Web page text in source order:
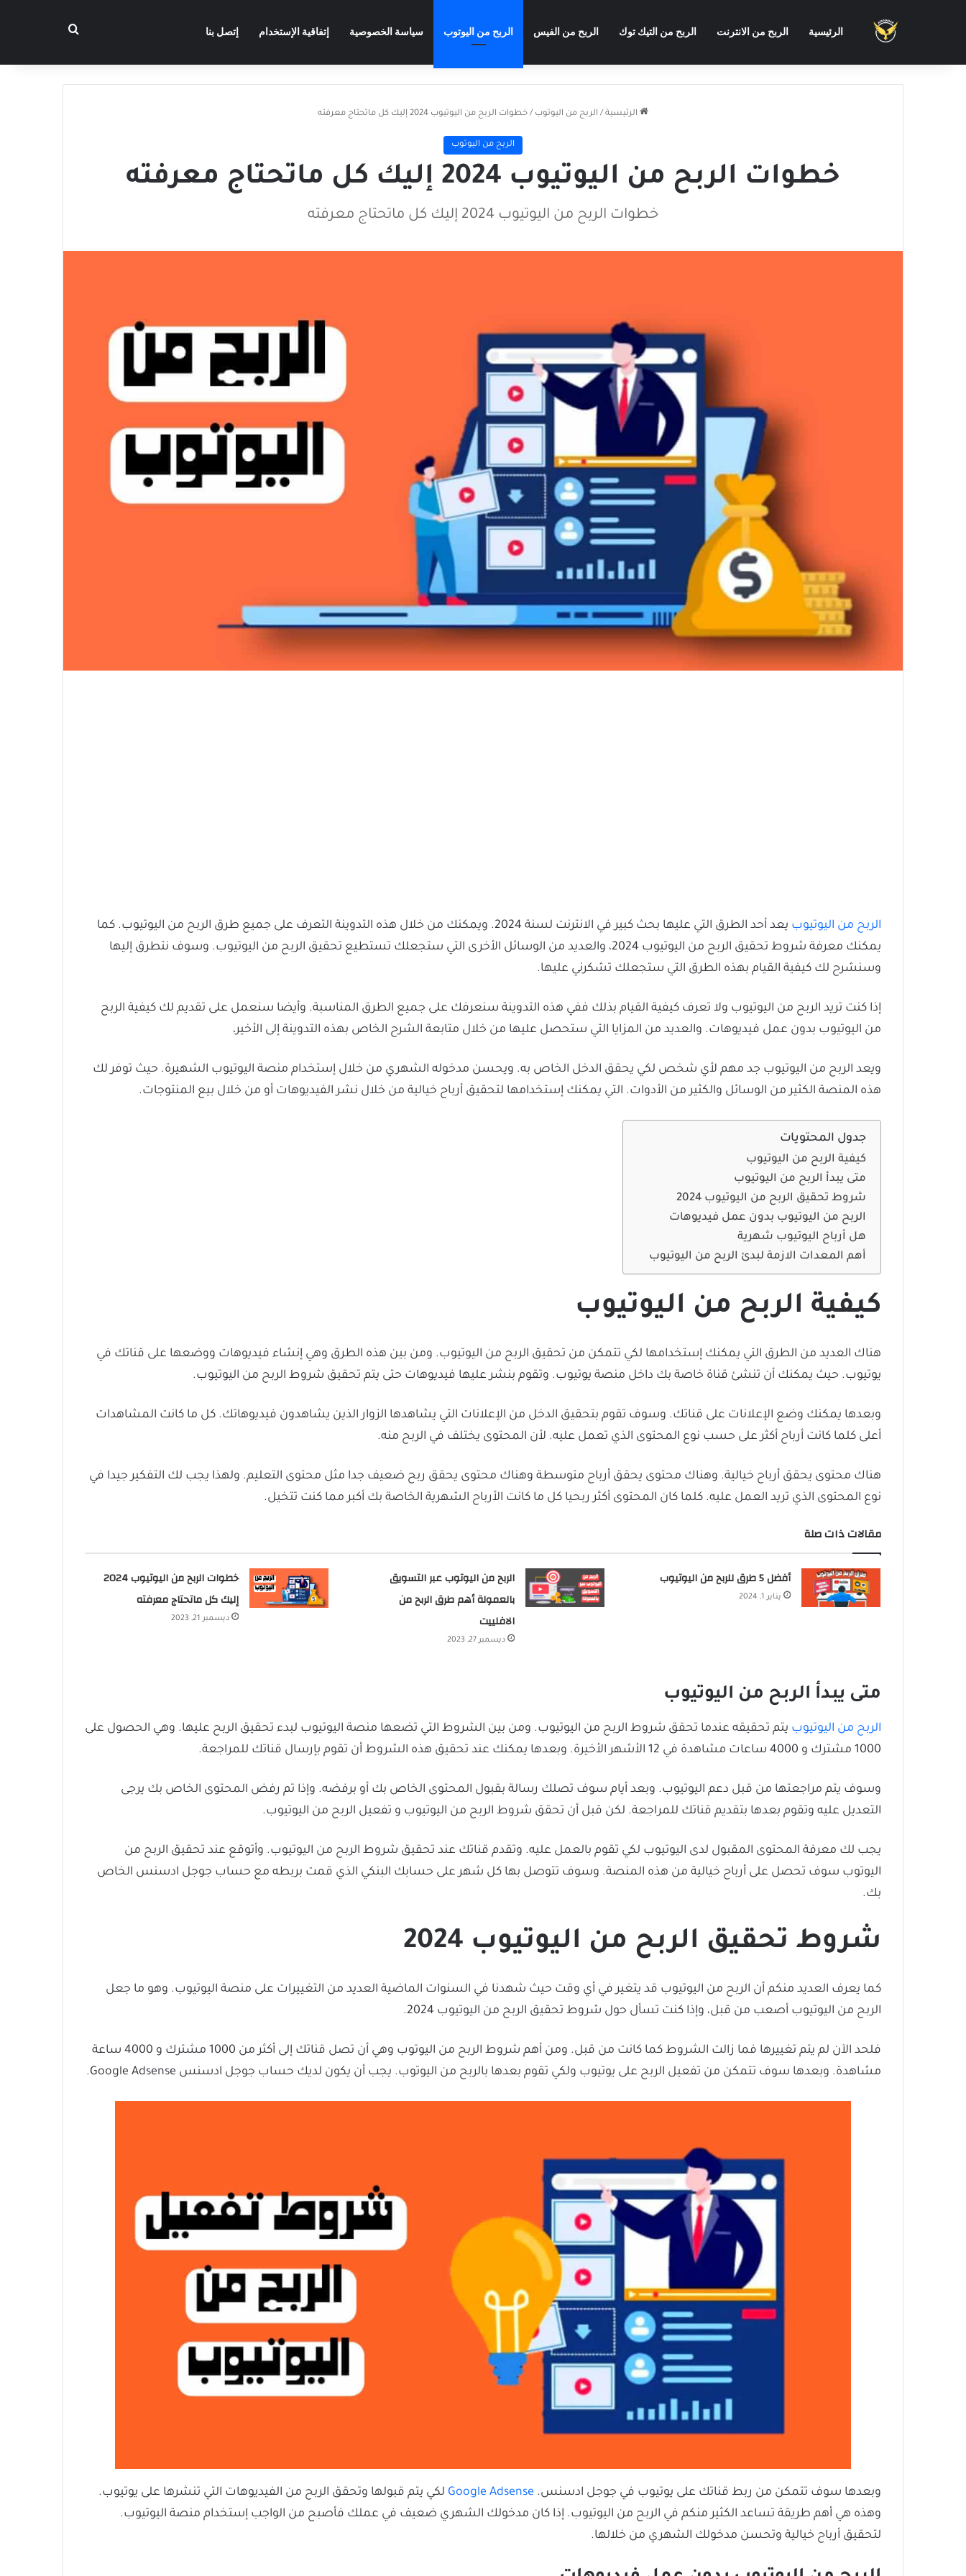
الرئيسية الربح من الانترنت الربح من التيك توك الربح من الفيس الربح من اليوتوب سياسة الخصوصية إتفاقية الإستخدام إتصل بنا بحث عن
الرئيسية / الربح من اليوتوب / خطوات الربح من اليوتيوب 2024 إليك كل ماتحتاج معرفته
الربح من اليوتوب
خطوات الربح من اليوتيوب 2024 إليك كل ماتحتاج معرفته
خطوات الربح من اليوتيوب 2024 إليك كل ماتحتاج معرفته
الربح من اليوتيوب
يعد أحد الطرق التي عليها بحث كبير في الانترنت لسنة 2024. ويمكنك من خلال هذه التدوينة التعرف على جميع طرق الربح من اليوتيوب. كما
يمكنك معرفة شروط تحقيق الربح من اليوتيوب 2024، والعديد من الوسائل الأخرى التي ستجعلك تستطيع تحقيق الربح من اليوتيوب. وسوف نتطرق إليها
وسنشرح لك كيفية القيام بهذه الطرق التي ستجعلك تشكرني عليها.
إذا كنت تريد الربح من اليوتيوب ولا تعرف كيفية القيام بذلك ففي هذه التدوينة سنعرفك على جميع الطرق المناسبة. وأيضا سنعمل على تقديم لك كيفية الربح
من اليوتيوب بدون عمل فيديوهات. والعديد من المزايا التي ستحصل عليها من خلال متابعة الشرح الخاص بهذه التدوينة إلى الأخير،
ويعد الربح من اليوتيوب جد مهم لأي شخص لكي يحقق الدخل الخاص به. ويحسن مدخوله الشهري من خلال إستخدام منصة اليوتيوب الشهيرة. حيث توفر لك
هذه المنصة الكثير من الوسائل والكثير من الأدوات. التي يمكنك إستخدامها لتحقيق أرباح خيالية من خلال نشر الفيديوهات أو من خلال بيع المنتوجات.
جدول المحتويات
كيفية الربح من اليوتيوب
متى يبدأ الربح من اليوتيوب
شروط تحقيق الربح من اليوتيوب 2024
الربح من اليوتيوب بدون عمل فيديوهات
هل أرباح اليوتيوب شهرية
أهم المعدات الازمة لبدئ الربح من اليوتيوب
كيفية الربح من اليوتيوب
هناك العديد من الطرق التي يمكنك إستخدامها لكي تتمكن من تحقيق الربح من اليوتيوب. ومن بين هذه الطرق وهي إنشاء فيديوهات ووضعها على قناتك في
يوتيوب. حيث يمكنك أن تنشئ قناة خاصة بك داخل منصة يوتيوب. وتقوم بنشر عليها فيديوهات حتى يتم تحقيق شروط الربح من اليوتيوب.
وبعدها يمكنك وضع الإعلانات على قناتك. وسوف تقوم بتحقيق الدخل من الإعلانات التي يشاهدها الزوار الذين يشاهدون فيديوهاتك. كل ما كانت المشاهدات
أعلى كلما كانت أرباح أكثر على حسب نوع المحتوى الذي تعمل عليه. لأن المحتوى يختلف في الربح منه.
هناك محتوى يحقق أرباح خيالية. وهناك محتوى يحقق أرباح متوسطة وهناك محتوى يحقق ربح ضعيف جدا مثل محتوى التعليم. ولهذا يجب لك التفكير جيدا في
نوع المحتوى الذي تريد العمل عليه. كلما كان المحتوى أكثر ربحيا كل ما كانت الأرباح الشهرية الخاصة بك أكبر مما كنت تتخيل.
مقالات ذات صلة
أفضل 5 طرق للربح من اليوتيوب
يناير 1, 2024
الربح من اليوتوب عبر التسويق
بالعمولة أهم طرق الربح من
الافلييت
ديسمبر 27, 2023
خطوات الربح من اليوتيوب 2024
إليك كل ماتحتاج معرفته
ديسمبر 21, 2023
متى يبدأ الربح من اليوتيوب
الربح من اليوتيوب يتم تحقيقه عندما تحقق شروط الربح من اليوتيوب. ومن بين الشروط التي تضعها منصة اليوتيوب لبدء تحقيق الربح عليها. وهي الحصول على
1000 مشترك و 4000 ساعات مشاهدة في 12 الأشهر الأخيرة. وبعدها يمكنك عند تحقيق هذه الشروط أن تقوم بإرسال قناتك للمراجعة.
وسوف يتم مراجعتها من قبل دعم اليوتيوب. وبعد أيام سوف تصلك رسالة بقبول المحتوى الخاص بك أو برفضه. وإذا تم رفض المحتوى الخاص بك يرجى
التعديل عليه وتقوم بعدها بتقديم قناتك للمراجعة. لكن قبل أن تحقق شروط الربح من اليوتيوب و تفعيل الربح من اليوتيوب.
يجب لك معرفة المحتوى المقبول لدى اليوتيوب لكي تقوم بالعمل عليه. وتقدم قناتك عند تحقيق شروط الربح من اليوتيوب. وأتوقع عند تحقيق الربح من
اليوتوب سوف تحصل على أرباح خيالية من هذه المنصة. وسوف تتوصل بها كل شهر على حسابك البنكي الذي قمت بربطه مع حساب جوجل ادسنس الخاص
بك.
شروط تحقيق الربح من اليوتيوب 2024
كما يعرف العديد منكم أن الربح من اليوتيوب قد يتغير في أي وقت حيث شهدنا في السنوات الماضية العديد من التغييرات على منصة اليوتيوب. وهو ما جعل
الربح من اليوتيوب أصعب من قبل، وإذا كنت تسأل حول شروط تحقيق الربح من اليوتيوب 2024.
فلحد الآن لم يتم تغييرها فما زالت الشروط كما كانت من قبل. ومن أهم شروط الربح من اليوتوب وهي أن تصل قناتك إلى أكثر من 1000 مشترك و 4000 ساعة
مشاهدة. وبعدها سوف تتمكن من تفعيل الربح على يوتيوب ولكي تقوم بعدها بالربح من اليوتوب. يجب أن يكون لديك حساب جوجل ادسنس Google Adsense.
وبعدها سوف تتمكن من ربط قناتك على يوتيوب في جوجل ادسنس. Google Adsense لكي يتم قبولها وتحقق الربح من الفيديوهات التي تنشرها على يوتيوب.
وهذه هي أهم طريقة تساعد الكثير منكم في الربح من اليوتيوب. إذا كان مدخولك الشهري ضعيف في عملك فأصبح من الواجب إستخدام منصة اليوتيوب.
لتحقيق أرباح خيالية وتحسن مدخولك الشهري من خلالها.